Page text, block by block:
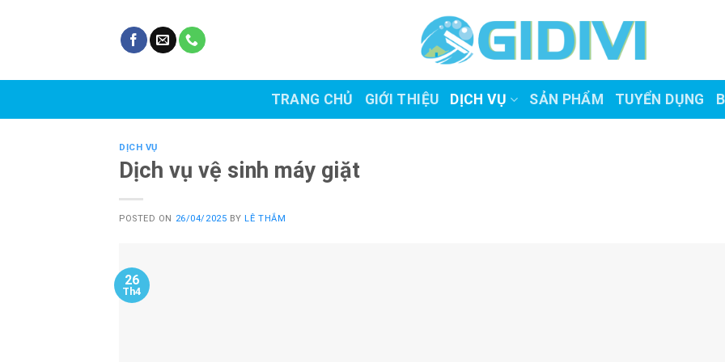
TRANG CHỦ GIỚI THIỆU DỊCH VỤ SẢN PHẨM TUYỂN DỤNG
DỊCH VỤ
Dịch vụ vệ sinh máy giặt
POSTED ON 26/04/2025 BY LÊ THẮM
26
Th4